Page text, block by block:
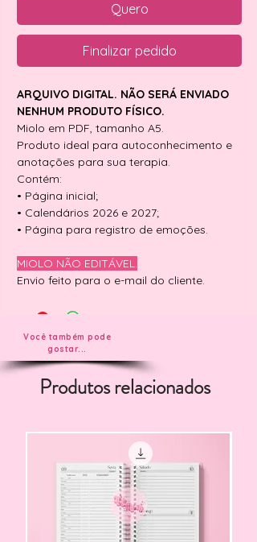
Quero
Finalizar pedido
ARQUIVO DIGITAL. NÃO SERÁ ENVIADO
NENHUM PRODUTO FÍSICO.
Miolo em PDF, tamanho A5.
Produto ideal para autoconhecimento e
anotações para sua terapia.
Contém:
• Página inicial;
• Calendários 2026 e 2027;
• Página para registro de emoções.
MIOLO NÃO EDITÁVEL.
Envio feito para o e-mail do cliente.
Você também pode
gostar...
Produtos relacionados